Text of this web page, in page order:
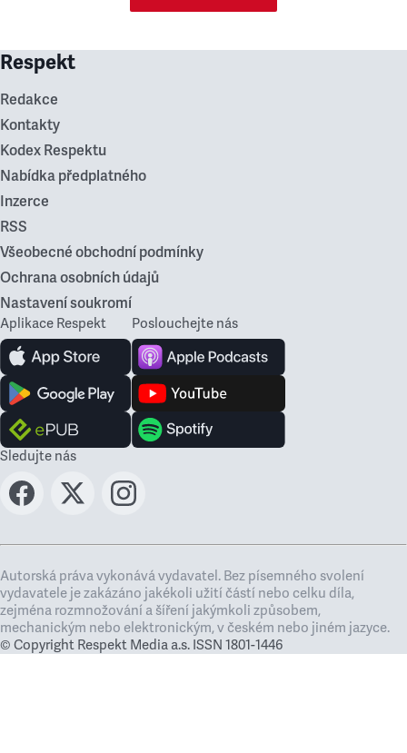
Respekt
Redakce
Kontakty
Kodex Respektu
Nabídka předplatného
Inzerce
RSS
Všeobecné obchodní podmínky
Ochrana osobních údajů
Nastavení soukromí
Aplikace Respekt Poslouchejte nás
Sledujte nás
Autorská práva vykonává vydavatel. Bez písemného svolení
vydavatele je zakázáno jakékoli užití částí nebo celku díla,
zejména rozmnožování a šíření jakýmkoli způsobem,
mechanickým nebo elektronickým, v českém nebo jiném jazyce.
© Copyright Respekt Media a.s. ISSN 1801-1446